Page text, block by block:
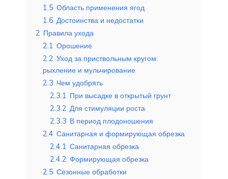
1.5 Область применения ягод
1.6 Достоинства и недостатки
2 Правила ухода
2.1 Орошение
2.2 Уход за приствольным кругом:
рыхление и мульчирование
2.3 Чем удобрять
2.3.1 При высадке в открытый грунт
2.3.2 Для стимуляции роста
2.3.3 В период плодоношения
2.4 Санитарная и формирующая обрезка
2.4.1 Санитарная обрезка
2.4.2 Формирующая обрезка
2.5 Сезонные обработки